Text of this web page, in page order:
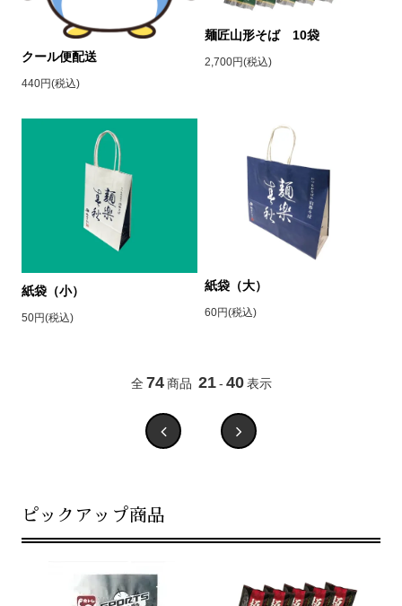
クール便配送
440円(税込)
麺匠山形そば 10袋
2,700円(税込)
紙袋（小）
50円(税込)
紙袋（大）
60円(税込)
全 74 商品 21 - 40 表示
ピックアップ商品